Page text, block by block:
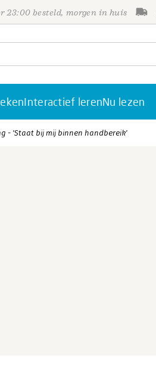
23:00 besteld, morgen in huis
Interactief lerenNu lezen
- 'Staat bij mij binnen handbereik'